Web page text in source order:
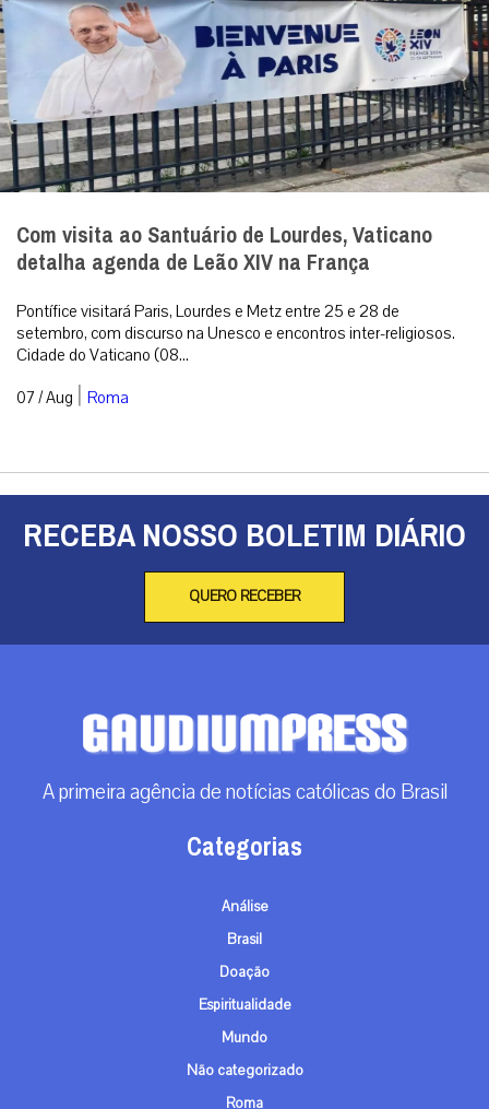
Com visita ao Santuário de Lourdes, Vaticano
detalha agenda de Leão XIV na França
Pontífice visitará Paris, Lourdes e Metz entre 25 e 28 de
setembro, com discurso na Unesco e encontros inter-religiosos.
Cidade do Vaticano (08...
07 / Aug | Roma
RECEBA NOSSO BOLETIM DIÁRIO
QUERO RECEBER
A primeira agência de notícias católicas do Brasil
Categorias
Análise
Brasil
Doação
Espiritualidade
Mundo
Não categorizado
Roma